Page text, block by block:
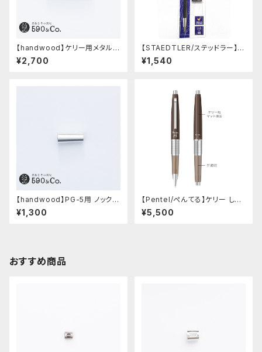
【handwood】ケリー用メタルグ
リップ/前軸・滑り止め (ステンレ
ス)
¥2,700
【STAEDTLER/ステッドラー】マ
ルス テクニコ芯ホルダー ブラッ
ク・限定 字消し付セット
¥1,540
【handwood】PG-5用 ノック部
カバー (超超ジュラルミン)
¥1,300
【Pentel/ぺんてる】ケリー しー
さーコラボ限定カラー
¥5,500
おすすめ商品